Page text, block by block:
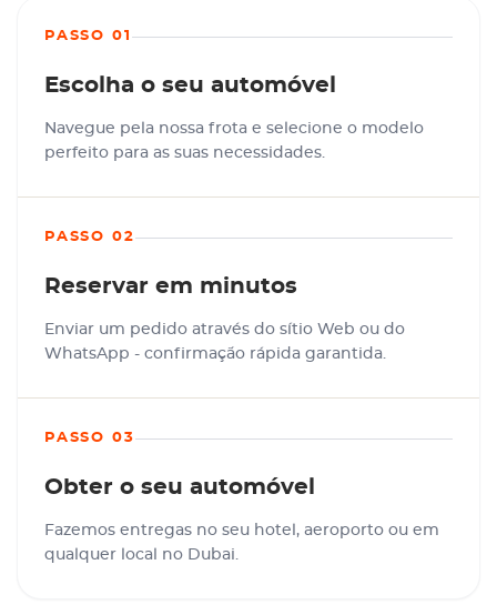
PASSO 01
Escolha o seu automóvel
Navegue pela nossa frota e selecione o modelo
perfeito para as suas necessidades.
PASSO 02
Reservar em minutos
Enviar um pedido através do sítio Web ou do
WhatsApp - confirmação rápida garantida.
PASSO 03
Obter o seu automóvel
Fazemos entregas no seu hotel, aeroporto ou em
qualquer local no Dubai.